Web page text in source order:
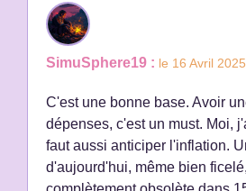
SimuSphere19 : le 16 Avril 2025
C'est une bonne base. Avoir
dépenses, c'est un must. Moi,
faut aussi anticiper l'inflation.
d'aujourd'hui, même bien